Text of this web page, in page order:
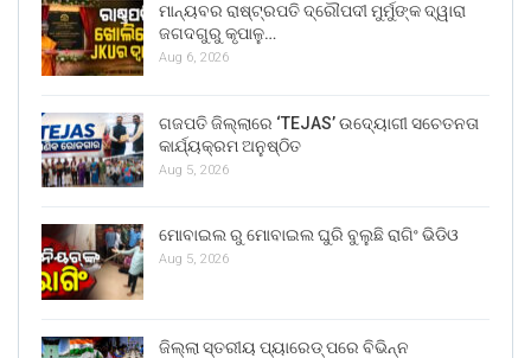
ମାନ୍ୟବର ରାଷ୍ଟ୍ରପତି ଦ୍ରୌପଦୀ ମୁର୍ମୁଙ୍କ ଦ୍ୱାରା
ଜଗଦଗୁରୁ କୃପାଳୁ…
Aug 6, 2026
ଗଜପତି ଜିଲ୍ଲାରେ ‘TEJAS’ ଉଦ୍ୟୋଗୀ ସଚେତନତା
କାର୍ଯ୍ୟକ୍ରମ ଅନୁଷ୍ଠିତ
Aug 5, 2026
ମୋବାଇଲ ରୁ ମୋବାଇଲ ଘୁରି ବୁଲୁଛି ରାଗିଂ ଭିଡିଓ
Aug 5, 2026
ଜିଲ୍ଲା ସ୍ତରୀୟ ପ୍ୟାରେଡ୍ ପରେ ବିଭିନ୍ନ